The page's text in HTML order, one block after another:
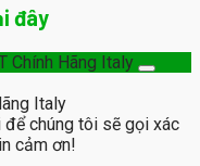
đây
Chính Hãng Italy
Italy
chúng tôi sẽ gọi xác
cảm ơn!